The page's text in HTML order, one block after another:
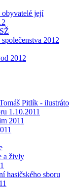
obyvatelé její
2012
2012
Pitlík - ilustráto
1.10.2011
2011
a živly
hasičského sboru